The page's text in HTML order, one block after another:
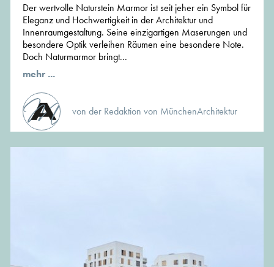
Der wertvolle Naturstein Marmor ist seit jeher ein Symbol für
Eleganz und Hochwertigkeit in der Architektur und
Innenraumgestaltung. Seine einzigartigen Maserungen und
besondere Optik verleihen Räumen eine besondere Note.
Doch Naturmarmor bringt...
mehr ...
von der Redaktion von MünchenArchitektur